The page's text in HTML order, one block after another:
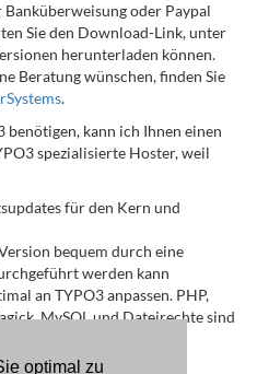
optimal zu
Banküberweisung oder Paypal
Sie den Download-Link, unter
herunterladen können.
Beratung wünschen, finden Sie
.
benötigen, kann ich Ihnen einen
spezialisierte Hoster, weil
für den Kern und
bequem durch eine
werden kann
an TYPO3 anpassen. PHP,
MySQL und Dateirechte sind